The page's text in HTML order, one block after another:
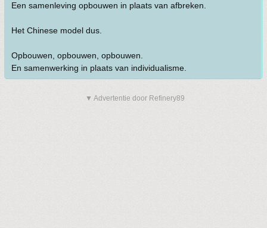
Een samenleving opbouwen in plaats van afbreken.
Het Chinese model dus.
Opbouwen, opbouwen, opbouwen.
En samenwerking in plaats van individualisme.
▼ Advertentie door Refinery89